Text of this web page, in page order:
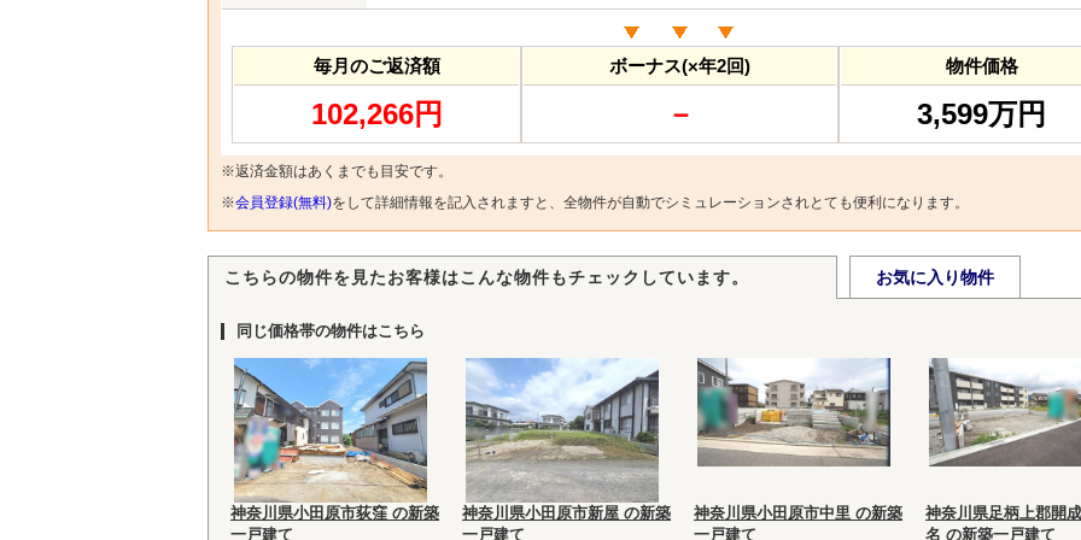
毎月のご返済額
102,266円
ボーナス(×年2回)
－
物件価格
3,599万円
※返済金額はあくまでも目安です。
※会員登録(無料)をして詳細情報を記入されますと、全物件が自動でシミュレーションされとても便利になります。
こちらの物件を見たお客様はこんな物件もチェックしています。 お気に入り物件
同じ価格帯の物件はこちら
神奈川県小田原市荻窪 の新築
一戸建て
神奈川県小田原市新屋 の新築
一戸建て
神奈川県小田原市中里 の新築
一戸建て
神奈川県足柄上郡開
名 の新築一戸建て